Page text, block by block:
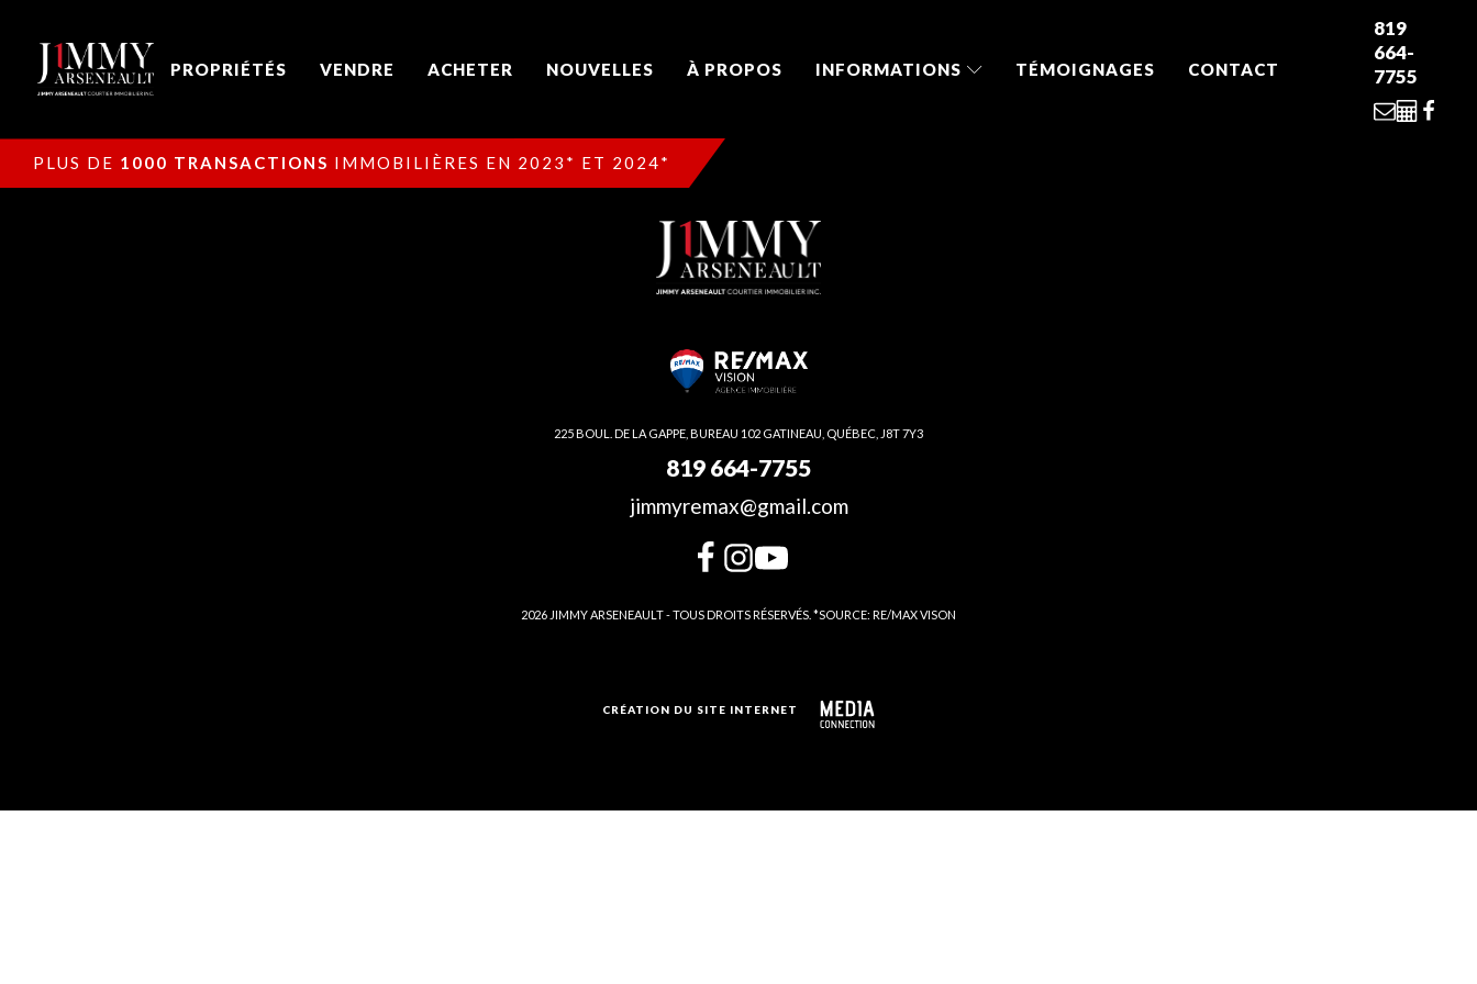
PROPRIÉTÉS VENDRE ACHETER NOUVELLES À PROPOS INFORMATIONS TÉMOIGNAGES CONTACT
819
664-
7755
PLUS DE 1000 TRANSACTIONS IMMOBILIÈRES EN 2023* ET 2024*
225 BOUL. DE LA GAPPE, BUREAU 102 GATINEAU, QUÉBEC, J8T 7Y3
819 664-7755
jimmyremax@gmail.com
2026 JIMMY ARSENEAULT - TOUS DROITS RÉSERVÉS. *SOURCE: RE/MAX VISON
CRÉATION DU SITE INTERNET